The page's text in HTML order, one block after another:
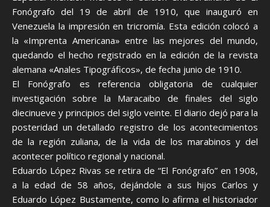
Fonógrafo del 19 de abril de 1910, que inauguró en
Venezuela la impresión en tricromía. Esta edición colocó a
la «Imprenta Americana» entre las mejores del mundo,
quedando el hecho registrado en la edición de la revista
alemana «Anales Tipográficos», de fecha junio de 1910.
El Fonógrafo es referencia obligatoria de cualquier
investigación sobre la Maracaibo de finales del siglo
diecinueve y principios del siglo veinte. El diario dejó para la
posteridad un detallado registro de los acontecimientos
de la región zuliana, de la vida de los marabinos y del
acontecer político regional y nacional.
Eduardo López Rivas se retira de “El Fonógrafo” en 1908,
a la edad de 58 años, dejándole a sus hijos Carlos y
Eduardo López Bustamente, como lo afirma el historiador